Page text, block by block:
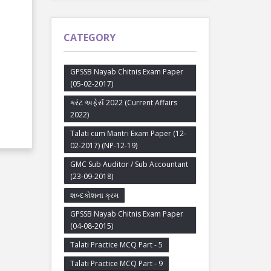
CATEGORY
GPSSB Nayab Chitnis Exam Paper
(05-02-2017)
કરંટ અફેર્સ 2022 (Current Affairs
2022)
Talati cum Mantri Exam Paper (12-
02-2017) (NP-12-19)
GMC Sub Auditor / Sub Accountant
(23-09-2018)
શબ્દકોશના ક્રમ
GPSSB Nayab Chitnis Exam Paper
(04-08-2015)
Talati Practice MCQ Part - 5
Talati Practice MCQ Part - 9